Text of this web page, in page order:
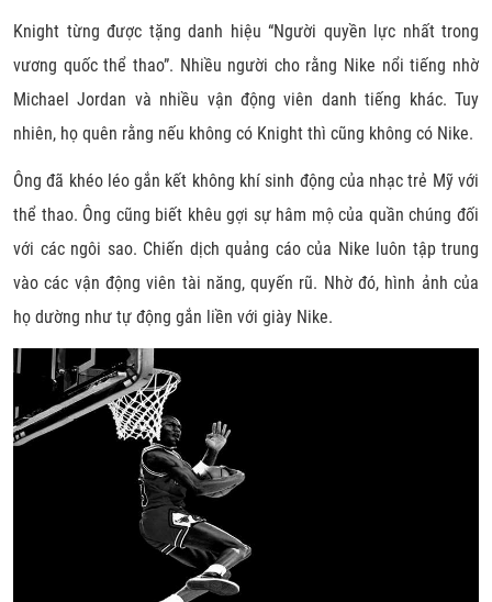
Knight từng được tặng danh hiệu “Người quyền lực nhất trong
vương quốc thể thao”. Nhiều người cho rằng Nike nổi tiếng nhờ
Michael Jordan và nhiều vận động viên danh tiếng khác. Tuy
nhiên, họ quên rằng nếu không có Knight thì cũng không có Nike.
Ông đã khéo léo gắn kết không khí sinh động của nhạc trẻ Mỹ với
thể thao. Ông cũng biết khêu gợi sự hâm mộ của quần chúng đối
với các ngôi sao. Chiến dịch quảng cáo của Nike luôn tập trung
vào các vận động viên tài năng, quyến rũ. Nhờ đó, hình ảnh của
họ dường như tự động gắn liền với giày Nike.